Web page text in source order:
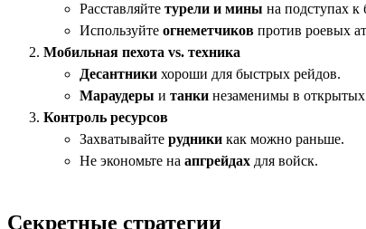
Расставляйте турели и мины на подступах к
Используйте огнеметчиков против роевых
Мобильная пехота vs. техника
Десантники хороши для быстрых рейдов.
Мараудеры и танки незаменимы в
Контроль ресурсов
Захватывайте рудники как можно раньше.
Не экономьте на апгрейдах для войск.
Секретные стратегии